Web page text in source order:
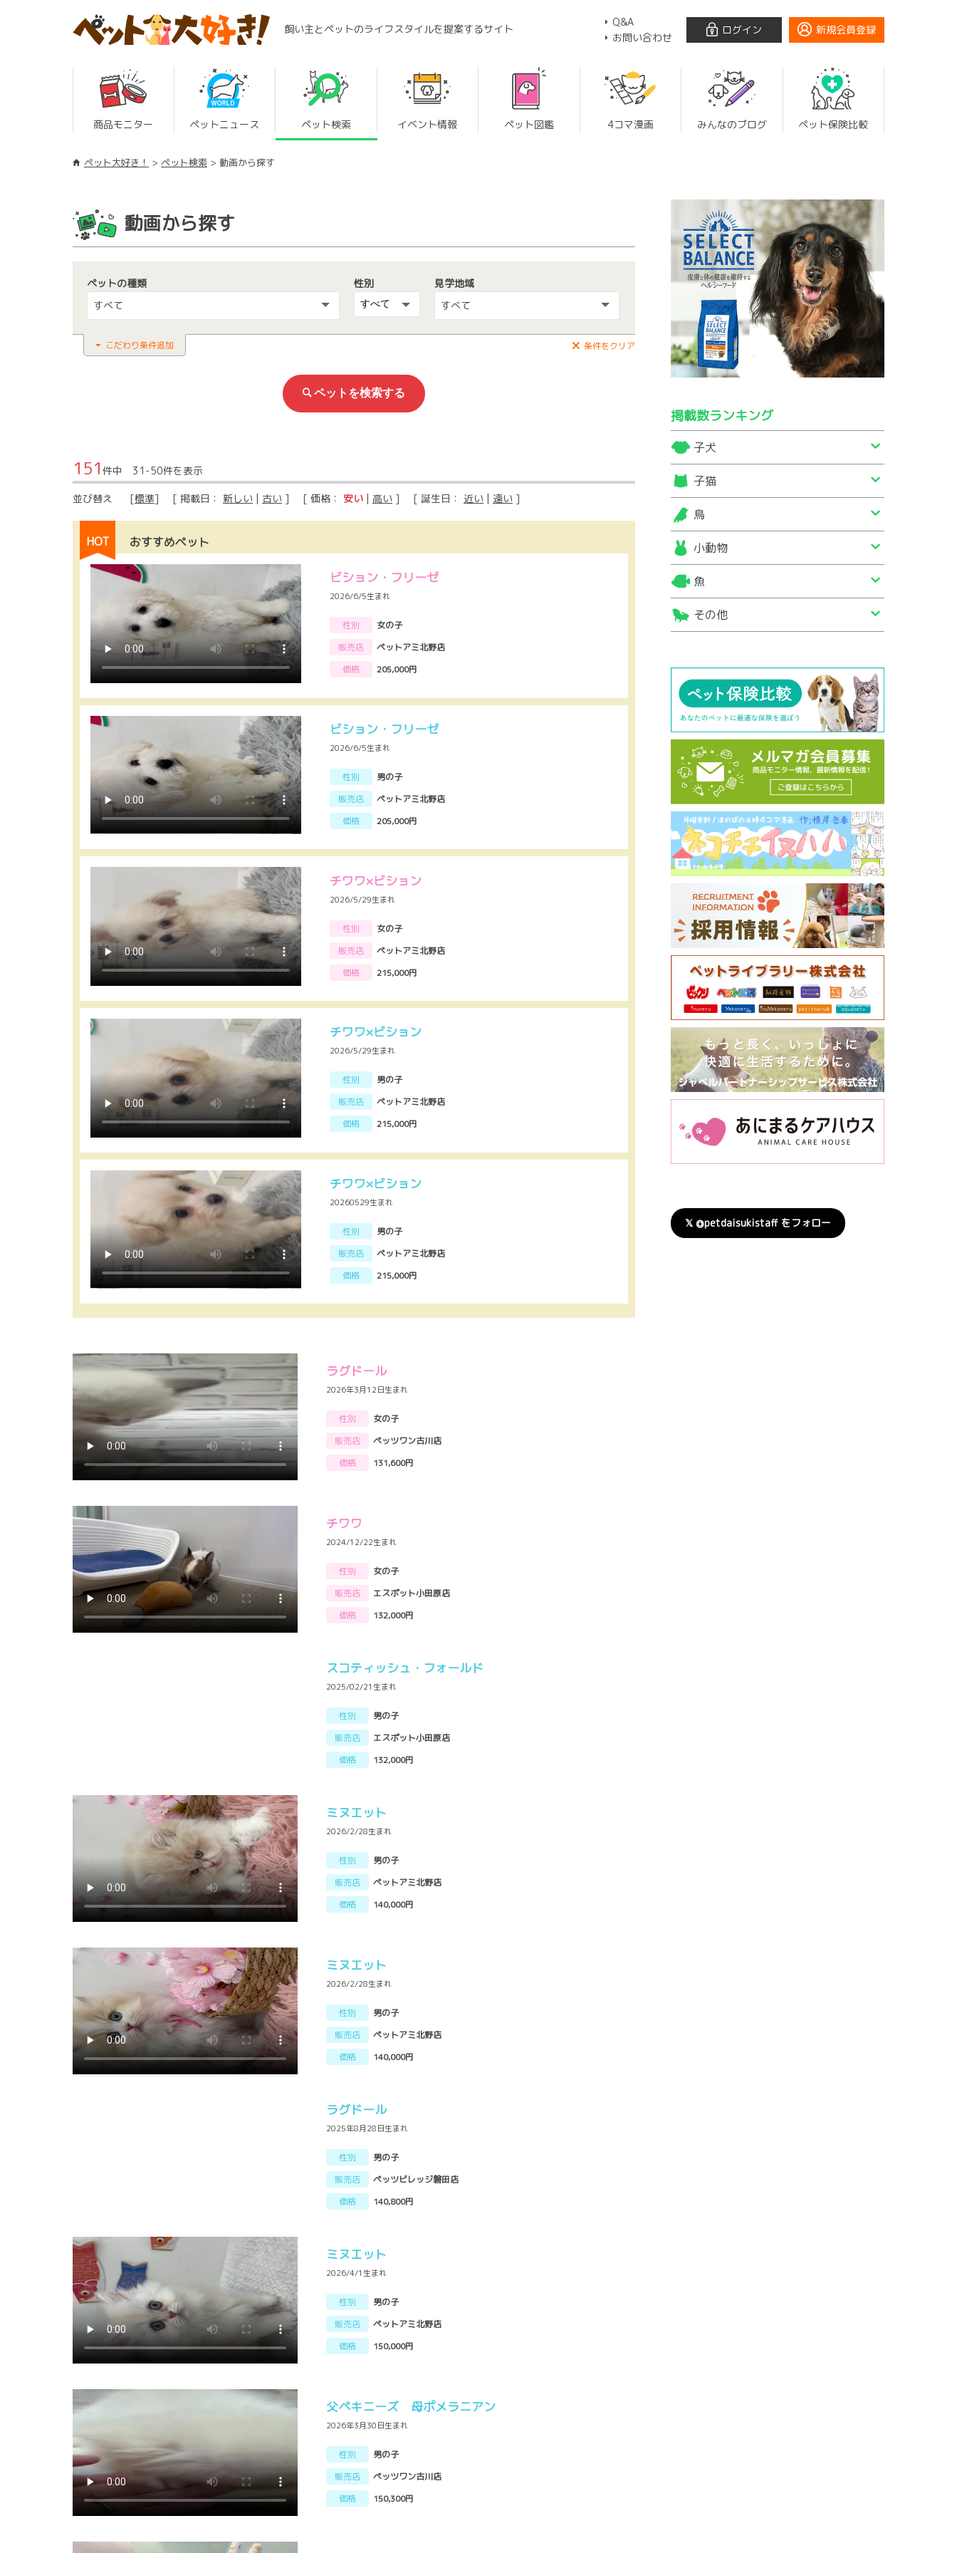
飼い主とペットのライフスタイルを提案するサイト
Q&A
お問い合わせ
ログイン 新規会員登録
商品モニター ペットニュース ペット検索 イベント情報 ペット図鑑 4コマ漫画 みんなのブログ ペット保険比較
ペット大好き！ ペット検索 動画から探す
動画から探す
ペットの種類
すべて
性別
見学地域
すべて
こだわり条件追加 条件をクリア
151 件中 31-50件を表示
並び替え [標準] [ 掲載日： 新しい | 古い ] [ 価格： 安い | 高い ] [ 誕生日： 近い | 遠い ]
HOT おすすめペット
ビション・フリーゼ
2026/6/5生まれ
性別
女の子
販売店
ペットアミ北野店
価格
205,000円
ビション・フリーゼ
2026/6/5生まれ
性別
男の子
販売店
ペットアミ北野店
価格
205,000円
チワワ×ビション
2026/5/29生まれ
性別
女の子
販売店
ペットアミ北野店
価格
215,000円
チワワ×ビション
2026/5/29生まれ
性別
男の子
販売店
ペットアミ北野店
価格
215,000円
チワワ×ビション
20260529生まれ
性別
男の子
販売店
ペットアミ北野店
価格
215,000円
ラグドール
2026年3月12日生まれ
性別
女の子
販売店
ペッツワン古川店
価格
131,600円
チワワ
2024/12/22生まれ
性別
女の子
販売店
エスポット小田原店
価格
132,000円
スコティッシュ・フォールド
2025/02/21生まれ
性別
男の子
販売店
エスポット小田原店
価格
132,000円
ミヌエット
2026/2/28生まれ
性別
男の子
販売店
ペットアミ北野店
価格
140,000円
ミヌエット
2026/2/28生まれ
性別
男の子
販売店
ペットアミ北野店
価格
140,000円
ラグドール
2025年8月28日生まれ
性別
男の子
販売店
ペッツビレッジ磐田店
価格
140,800円
ミヌエット
2026/4/1生まれ
性別
男の子
販売店
ペットアミ北野店
価格
150,000円
父ペキニーズ 母ポメラニアン
2026年3月30日生まれ
性別
男の子
販売店
ペッツワン古川店
価格
150,300円
掲載数ランキング
子犬
子猫
鳥
小動物
魚
その他
𝕏 @petdaisukistaff をフォロー